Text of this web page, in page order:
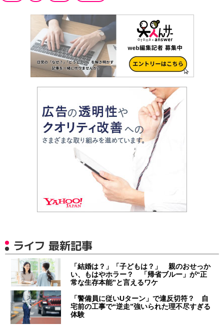
ライフ 最新記事
「結婚は？」「子どもは？」 親のおせっか
い、もはやホラー？ 「帰省ブルー」が“正
常な生存本能”と言えるワケ
「警備員に従いUターン」で違反切符？ 自
宅前の工事で“逆走”強いられた理不尽すぎる
体験